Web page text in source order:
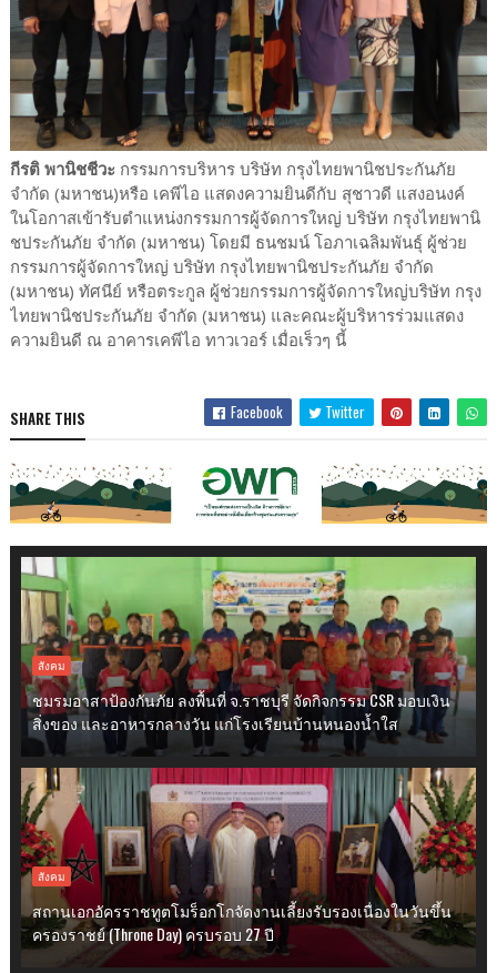
กีรติ พานิชชีวะกรรมการบริหาร บริษัท กรุงไทยพานิชประกันภัย
จำกัด (มหาชน)หรือ เคพีไอ แสดงความยินดีกับ สุชาวดี แสงอนงค์
ในโอกาสเข้ารับตำแหน่งกรรมการผู้จัดการใหญ่ บริษัท กรุงไทยพานิ
ชประกันภัย จำกัด (มหาชน) โดยมี ธนชมน์ โอภาเฉลิมพันธุ์ ผู้ช่วย
กรรมการผู้จัดการใหญ่ บริษัท กรุงไทยพานิชประกันภัย จำกัด
(มหาชน) ทัศนีย์ หรือตระกูล ผู้ช่วยกรรมการผู้จัดการใหญ่บริษัท กรุง
ไทยพานิชประกันภัย จำกัด (มหาชน) และคณะผู้บริหารร่วมแสดง
ความยินดี ณ อาคารเคพีไอ ทาวเวอร์ เมื่อเร็วๆ นี้
SHARE THIS Facebook Twitter
สังคม
ชมรมอาสาป้องกันภัย ลงพื้นที่ จ.ราชบุรี จัดกิจกรรม CSR มอบเงิน
สิ่งของ และอาหารกลางวัน แก่โรงเรียนบ้านหนองน้ำใส
สังคม
สถานเอกอัครราชทูตโมร็อกโกจัดงานเลี้ยงรับรองเนื่องในวันขึ้น
ครองราชย์ (Throne Day) ครบรอบ 27 ปี